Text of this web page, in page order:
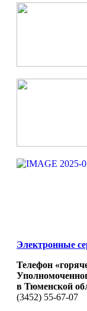
Электронные
Телефон
в Тюменской
(3452) 55-67-07